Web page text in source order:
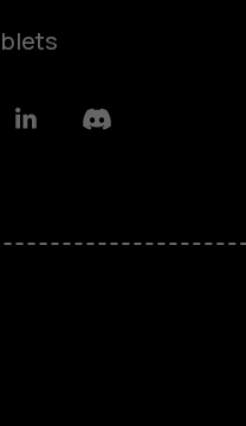
LinkedinDiscord